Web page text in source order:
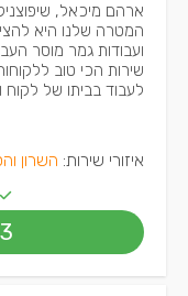
ארהם מיכאל,
המטרה שלנו היא
ועבודות גמר מוסר
שירות הכי טוב
לעבוד בביתו של לקוח
איזורי שירות: השרון